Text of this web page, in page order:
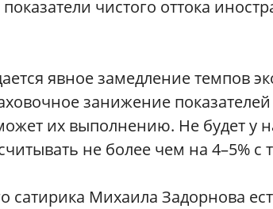
чистого оттока
явное замедление темпов
занижение
их выполнению. Не будет у
не более чем на 4–5%
сатирика Михаила Задорнова